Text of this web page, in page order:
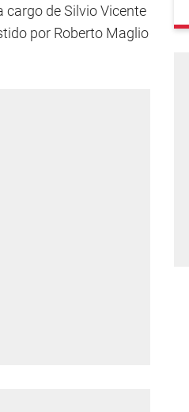
cargo de Silvio Vicente
por Roberto Maglio